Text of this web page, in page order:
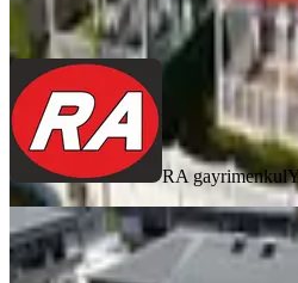
RA gayrimenkul
SIFIR BİNA
Projemax'tan
400m2 Lüx